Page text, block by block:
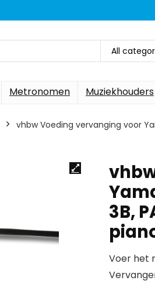
All
Metronomen Muziekhouders
vhbw Voeding vervanging voor
3B,
Voer het